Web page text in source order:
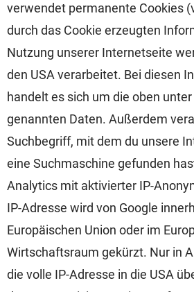
verwendet permanente Cookies
durch das Cookie erzeugten
Nutzung unserer Internetseite
den USA verarbeitet. Bei diesen
handelt es sich um die oben
genannten Daten. Außerdem
Suchbegriff, mit dem du unsere
eine Suchmaschine gefunden
Analytics mit aktivierter IP-
IP-Adresse wird von Google
Europäischen Union oder im
Wirtschaftsraum gekürzt. Nur in
die volle IP-Adresse in die USA